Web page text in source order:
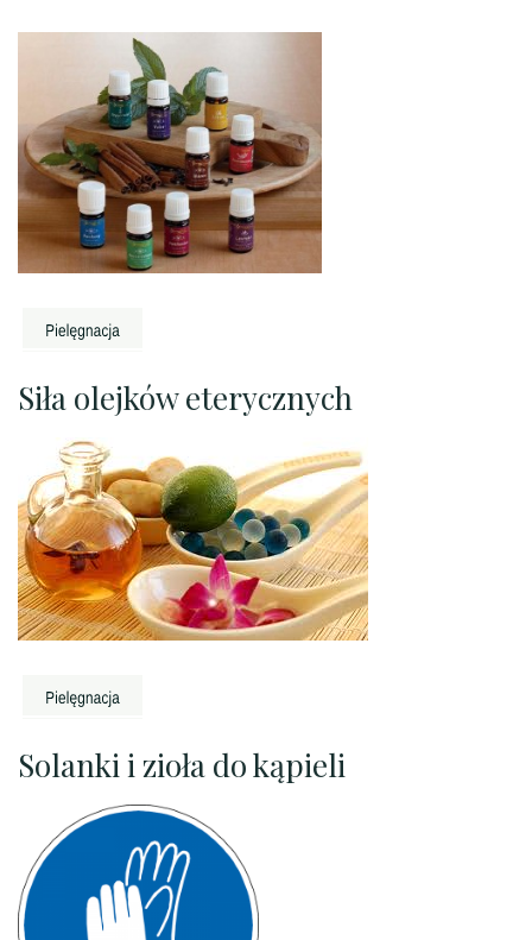
Siła olejków eterycznych
Solanki i zioła do kąpieli